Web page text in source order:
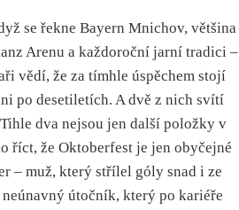
se řekne Bayern Mnichov, většina
Arenu a každoroční jarní tradici –
vědí, že za tímhle úspěchem stojí
po desetiletích. A dvě z nich svítí
dva nejsou jen další položky v
říct, že Oktoberfest je jen obyčejné
– muž, který střílel góly snad i ze
útočník, který po kariéře